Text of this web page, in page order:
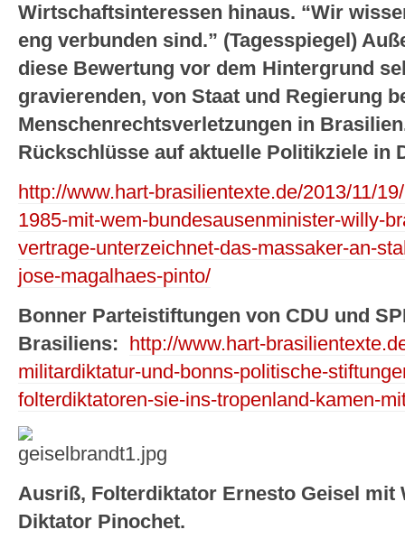
Wirtschaftsinteressen hinaus. “Wir
eng verbunden sind.” (Tagesspiegel)
diese Bewertung vor dem Hintergrund
gravierenden, von Staat und Regierung
Menschenrechtsverletzungen in
Rückschlüsse auf aktuelle Politikziele in
http://www.hart-brasilientexte.de/2013/11/
1985-mit-wem-bundesausenminister-willy-
vertrage-unterzeichnet-das-massaker-an-
jose-magalhaes-pinto/
Bonner Parteistiftungen von CDU und
Brasiliens:
http://www.hart-
militardiktatur-und-bonns-politische-
folterdiktatoren-sie-ins-tropenland-kamen-
Ausriß, Folterdiktator Ernesto Geisel mit
Diktator Pinochet.